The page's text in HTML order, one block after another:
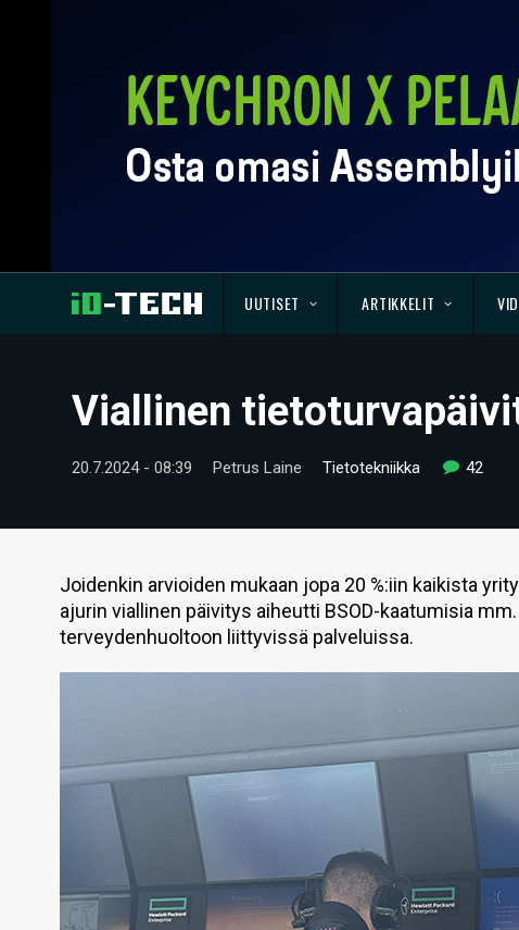
UUTISET ARTIKKELIT
Viallinen
20.7.2024 - 08:39 Petrus Laine Tietotekniikka 42
Joidenkin arvioiden mukaan jopa 20 %:iin kaikista
ajurin viallinen päivitys aiheutti BSOD-kaatumisia
terveydenhuoltoon liittyvissä palveluissa.